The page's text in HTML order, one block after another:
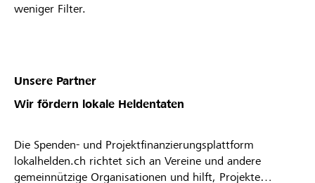
weniger Filter.
Unsere Partner
Wir fördern lokale Heldentaten
Die Spenden- und Projektfinanzierungsplattform
lokalhelden.ch richtet sich an Vereine und andere
gemeinnützige Organisationen und hilft, Projekte